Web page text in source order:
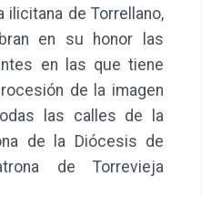
ilicitana de Torrellano,
en su honor las
en las que tiene
de la imagen
las calles de la
de la Diócesis de
de Torrevieja